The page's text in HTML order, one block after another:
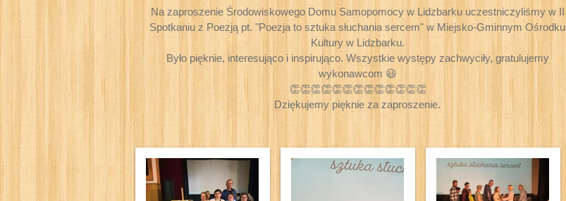
Na zaproszenie Środowiskowego Domu Samopomocy w Lidzbarku uczestniczyliśmy w II
Spotkaniu z Poezją pt. "Poezja to sztuka słuchania sercem" w Miejsko-Gminnym Ośrodku
Kultury w Lidzbarku.
Było pięknie, interesująco i inspirująco. Wszystkie występy zachwyciły, gratulujemy
wykonawcom 😃
👏👏👏👏👏👏👏👏👏👏👏👏👏
Dziękujemy pięknie za zaproszenie.